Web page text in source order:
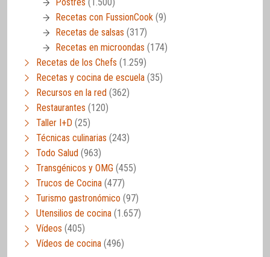
Recetas con FussionCook (9)
Recetas de salsas (317)
Recetas en microondas (174)
Recetas de los Chefs (1.259)
Recetas y cocina de escuela (35)
Recursos en la red (362)
Restaurantes (120)
Taller I+D (25)
Técnicas culinarias (243)
Todo Salud (963)
Transgénicos y OMG (455)
Trucos de Cocina (477)
Turismo gastronómico (97)
Utensilios de cocina (1.657)
Vídeos (405)
Vídeos de cocina (496)